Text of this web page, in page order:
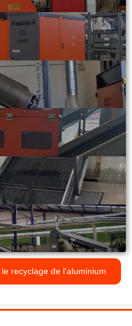
recyclage de l'aluminium